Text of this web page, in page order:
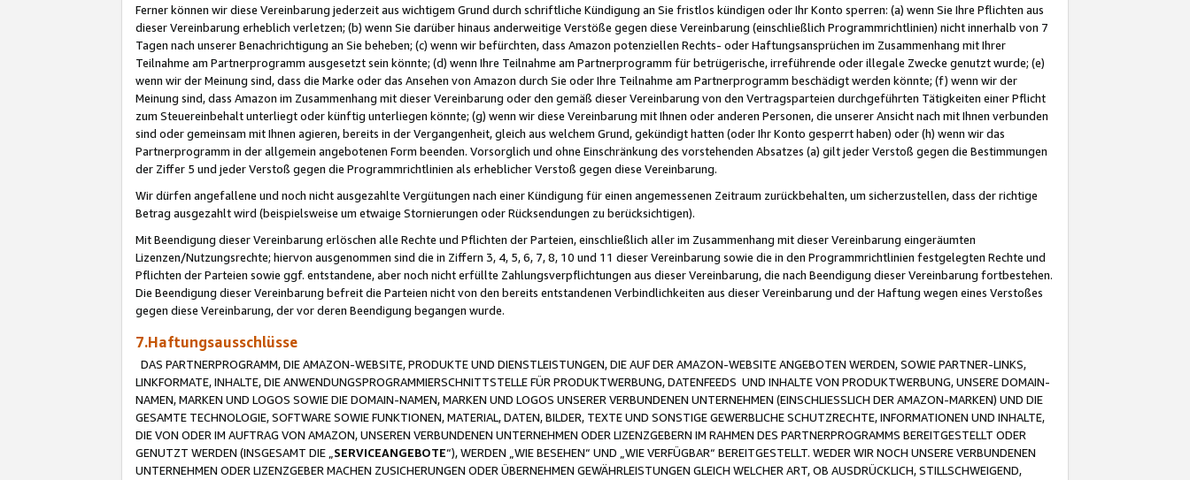
Ferner können wir diese Vereinbarung jederzeit aus wichtigem Grund durch schriftliche Kündigung an Sie fristlos kündigen oder Ihr Konto sperren: (a) wenn Sie Ihre Pflichten aus
dieser Vereinbarung erheblich verletzen; (b) wenn Sie darüber hinaus anderweitige Verstöße gegen diese Vereinbarung (einschließlich Programmrichtlinien) nicht innerhalb von 7
Tagen nach unserer Benachrichtigung an Sie beheben; (c) wenn wir befürchten, dass Amazon potenziellen Rechts- oder Haftungsansprüchen im Zusammenhang mit Ihrer
Teilnahme am Partnerprogramm ausgesetzt sein könnte; (d) wenn Ihre Teilnahme am Partnerprogramm für betrügerische, irreführende oder illegale Zwecke genutzt wurde; (e)
wenn wir der Meinung sind, dass die Marke oder das Ansehen von Amazon durch Sie oder Ihre Teilnahme am Partnerprogramm beschädigt werden könnte; (f) wenn wir der
Meinung sind, dass Amazon im Zusammenhang mit dieser Vereinbarung oder den gemäß dieser Vereinbarung von den Vertragsparteien durchgeführten Tätigkeiten einer Pflicht
zum Steuereinbehalt unterliegt oder künftig unterliegen könnte; (g) wenn wir diese Vereinbarung mit Ihnen oder anderen Personen, die unserer Ansicht nach mit Ihnen verbunden
sind oder gemeinsam mit Ihnen agieren, bereits in der Vergangenheit, gleich aus welchem Grund, gekündigt hatten (oder Ihr Konto gesperrt haben) oder (h) wenn wir das
Partnerprogramm in der allgemein angebotenen Form beenden. Vorsorglich und ohne Einschränkung des vorstehenden Absatzes (a) gilt jeder Verstoß gegen die Bestimmungen
der Ziffer 5 und jeder Verstoß gegen die Programmrichtlinien als erheblicher Verstoß gegen diese Vereinbarung.
Wir dürfen angefallene und noch nicht ausgezahlte Vergütungen nach einer Kündigung für einen angemessenen Zeitraum zurückbehalten, um sicherzustellen, dass der richtige
Betrag ausgezahlt wird (beispielsweise um etwaige Stornierungen oder Rücksendungen zu berücksichtigen).
Mit Beendigung dieser Vereinbarung erlöschen alle Rechte und Pflichten der Parteien, einschließlich aller im Zusammenhang mit dieser Vereinbarung eingeräumten
Lizenzen/Nutzungsrechte; hiervon ausgenommen sind die in Ziffern 3, 4, 5, 6, 7, 8, 10 und 11 dieser Vereinbarung sowie die in den Programmrichtlinien festgelegten Rechte und
Pflichten der Parteien sowie ggf. entstandene, aber noch nicht erfüllte Zahlungsverpflichtungen aus dieser Vereinbarung, die nach Beendigung dieser Vereinbarung fortbestehen.
Die Beendigung dieser Vereinbarung befreit die Parteien nicht von den bereits entstandenen Verbindlichkeiten aus dieser Vereinbarung und der Haftung wegen eines Verstoßes
gegen diese Vereinbarung, der vor deren Beendigung begangen wurde.
7.Haftungsausschlüsse
DAS PARTNERPROGRAMM, DIE AMAZON-WEBSITE, PRODUKTE UND DIENSTLEISTUNGEN, DIE AUF DER AMAZON-WEBSITE ANGEBOTEN WERDEN, SOWIE PARTNER-LINKS,
LINKFORMATE, INHALTE, DIE ANWENDUNGSPROGRAMMIERSCHNITTSTELLE FÜR PRODUKTWERBUNG, DATENFEEDS UND INHALTE VON PRODUKTWERBUNG, UNSERE DOMAIN-
NAMEN, MARKEN UND LOGOS SOWIE DIE DOMAIN-NAMEN, MARKEN UND LOGOS UNSERER VERBUNDENEN UNTERNEHMEN (EINSCHLIESSLICH DER AMAZON-MARKEN) UND DIE
GESAMTE TECHNOLOGIE, SOFTWARE SOWIE FUNKTIONEN, MATERIAL, DATEN, BILDER, TEXTE UND SONSTIGE GEWERBLICHE SCHUTZRECHTE, INFORMATIONEN UND INHALTE,
DIE VON ODER IM AUFTRAG VON AMAZON, UNSEREN VERBUNDENEN UNTERNEHMEN ODER LIZENZGEBERN IM RAHMEN DES PARTNERPROGRAMMS BEREITGESTELLT ODER
GENUTZT WERDEN (INSGESAMT DIE „ SERVICEANGEBOTE“), WERDEN „WIE BESEHEN“ UND „WIE VERFÜGBAR“ BEREITGESTELLT. WEDER WIR NOCH UNSERE VERBUNDENEN
UNTERNEHMEN ODER LIZENZGEBER MACHEN ZUSICHERUNGEN ODER ÜBERNEHMEN GEWÄHRLEISTUNGEN GLEICH WELCHER ART, OB AUSDRÜCKLICH, STILLSCHWEIGEND,